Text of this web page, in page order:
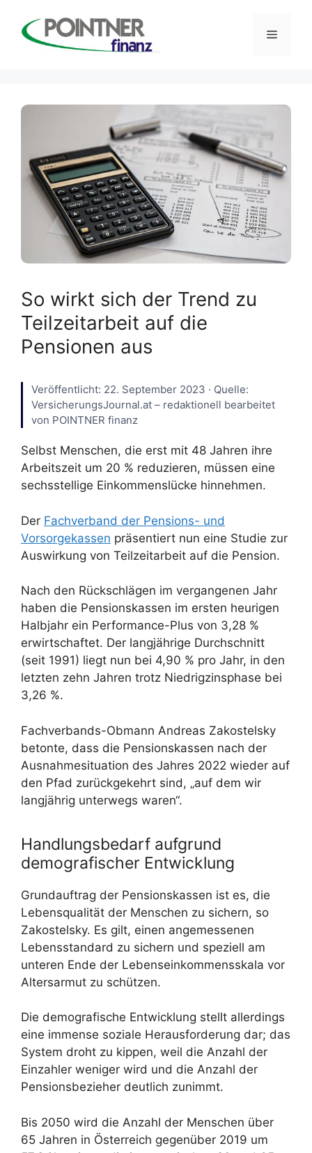
Inhalt
springen
Menü
So wirkt sich der Trend zu
Teilzeitarbeit auf die
Pensionen aus
Veröffentlicht: 22. September 2023 · Quelle:
VersicherungsJournal.at – redaktionell bearbeitet
von POINTNER finanz
Selbst Menschen, die erst mit 48 Jahren ihre
Arbeitszeit um 20 % reduzieren, müssen eine
sechsstellige Einkommenslücke hinnehmen.
Der Fachverband der Pensions- und
Vorsorgekassen präsentiert nun eine Studie zur
Auswirkung von Teilzeitarbeit auf die Pension.
Nach den Rückschlägen im vergangenen Jahr
haben die Pensionskassen im ersten heurigen
Halbjahr ein Performance-Plus von 3,28 %
erwirtschaftet. Der langjährige Durchschnitt
(seit 1991) liegt nun bei 4,90 % pro Jahr, in den
letzten zehn Jahren trotz Niedrigzinsphase bei
3,26 %.
Fachverbands-Obmann Andreas Zakostelsky
betonte, dass die Pensionskassen nach der
Ausnahmesituation des Jahres 2022 wieder auf
den Pfad zurückgekehrt sind, „auf dem wir
langjährig unterwegs waren“.
Handlungsbedarf aufgrund
demografischer Entwicklung
Grundauftrag der Pensionskassen ist es, die
Lebensqualität der Menschen zu sichern, so
Zakostelsky. Es gilt, einen angemessenen
Lebensstandard zu sichern und speziell am
unteren Ende der Lebenseinkommensskala vor
Altersarmut zu schützen.
Die demografische Entwicklung stellt allerdings
eine immense soziale Herausforderung dar; das
System droht zu kippen, weil die Anzahl der
Einzahler weniger wird und die Anzahl der
Pensionsbezieher deutlich zunimmt.
Bis 2050 wird die Anzahl der Menschen über
65 Jahren in Österreich gegenüber 2019 um